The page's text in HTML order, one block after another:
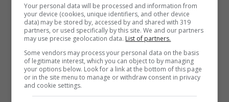
Re Carlo compra la casa dei vicini: cifra da capogiro per la
privacy di Camilla – salussolanews.it
Your personal data will be processed and information from
your device (cookies, unique identifiers, and other device
data) may be stored by, accessed by and shared with 319
partners, or used specifically by this site. We and our partners
may use precise geolocation data. List of partners.
Some vendors may process your personal data on the basis
of legitimate interest, which you can object to by managing
your options below. Look for a link at the bottom of this page
or in the site menu to manage or withdraw consent in privacy
and cookie settings.